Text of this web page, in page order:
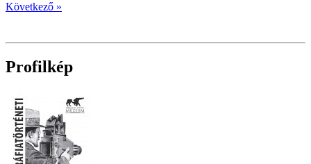
Következő »
Profilkép